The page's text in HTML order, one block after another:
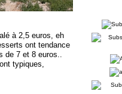
à 2,5 euros, eh
ont tendance
7 et 8 euros..
typiques,